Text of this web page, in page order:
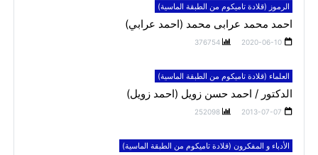
الرموز (قلادة تاميكوم من الطبقة الماسية)
احمد محمد عرابى محمد (احمد عرابي)
2020-06-10
376754
العلماء (قلادة تاميكوم من الطبقة الماسية)
الدكتور / احمد حسن زويل (احمد زويل)
2013-07-07
252098
الأدباء و المفكرون (قلادة تاميكوم من الطبقة الماسية)